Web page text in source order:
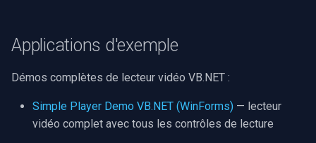
Applications d'exemple
Démos complètes de lecteur vidéo VB.NET :
Simple Player Demo VB.NET (WinForms) — lecteur
vidéo complet avec tous les contrôles de lecture